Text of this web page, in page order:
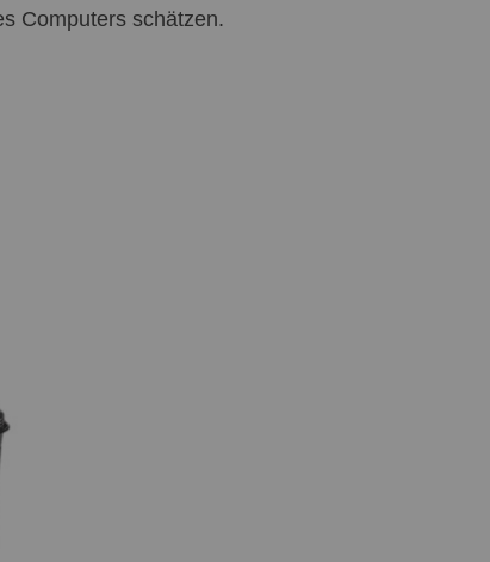
Computers schätzen.